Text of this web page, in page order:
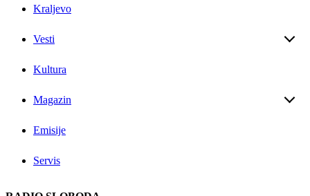
Kraljevo
Vesti
Kultura
Magazin
Emisije
Servis